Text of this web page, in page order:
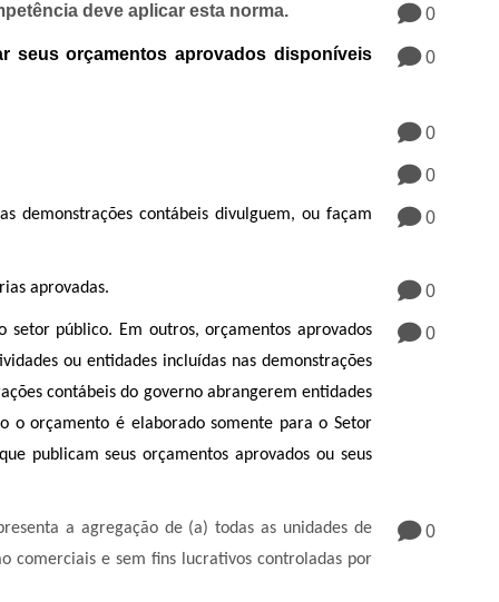
0
deve aplicar esta norma.
0
seus orçamentos aprovados disponíveis
0
0
0
demonstrações contábeis divulguem, ou façam
0
aprovadas.
0
setor público. Em outros, orçamentos aprovados
ou entidades incluídas nas demonstrações
contábeis do governo abrangerem entidades
o orçamento é elaborado somente para o Setor
publicam seus orçamentos aprovados ou seus
0
a agregação de (a) todas as unidades de
comerciais e sem fins lucrativos controladas por